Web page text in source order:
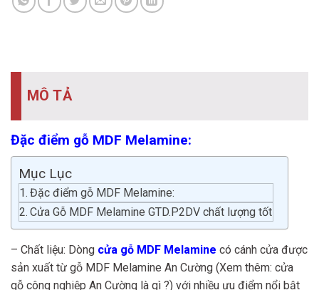
MÔ TẢ
Đặc điểm gỗ MDF Melamine:
Mục Lục
Đặc điểm gỗ MDF Melamine:
Cửa Gỗ MDF Melamine GTD.P2DV chất lượng tốt
– Chất liệu: Dòng cửa gỗ MDF Melamine có cánh cửa được
sản xuất từ gỗ MDF Melamine An Cường (Xem thêm: cửa
gỗ công nghiệp An Cường là gì ?) với nhiều ưu điểm nổi bật